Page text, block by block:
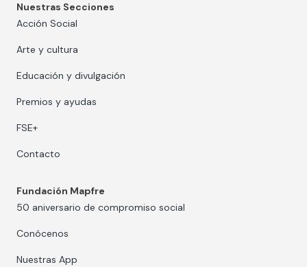
Nuestras Secciones
Acción Social
Arte y cultura
Educación y divulgación
Premios y ayudas
FSE+
Contacto
Fundación Mapfre
50 aniversario de compromiso social
Conócenos
Nuestras App